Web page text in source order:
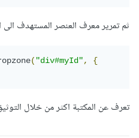
ثم تمرير معرف العنصر المستهدف الى
("div#myId",
{
تعرف عن المكتبة اكثر من خلال